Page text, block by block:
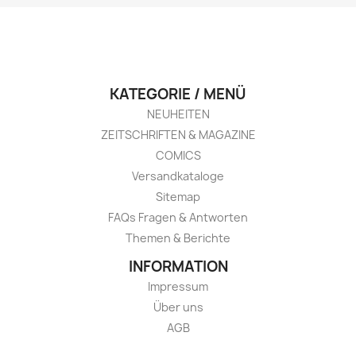
KATEGORIE / MENÜ
NEUHEITEN
ZEITSCHRIFTEN & MAGAZINE
COMICS
Versandkataloge
Sitemap
FAQs Fragen & Antworten
Themen & Berichte
INFORMATION
Impressum
Über uns
AGB